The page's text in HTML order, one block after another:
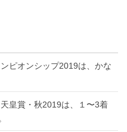
ピオンシップ2019は、かな
皇賞・秋2019は、１〜3着